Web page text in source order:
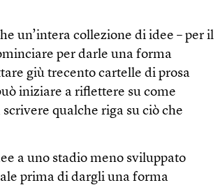
un’intera collezione di idee – per il
per darle una forma
giù trecento cartelle di prosa
iniziare a riflettere su come
qualche riga su ciò che
a uno stadio meno sviluppato
prima di dargli una forma